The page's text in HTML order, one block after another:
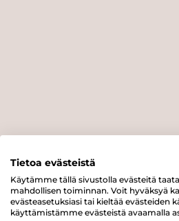
Tietoa evästeistä
Käytämme tällä sivustolla evästeitä
mahdollisen toiminnan. Voit hyväksyä
evästeasetuksiasi tai kieltää evästeiden
käyttämistämme evästeistä avaamalla